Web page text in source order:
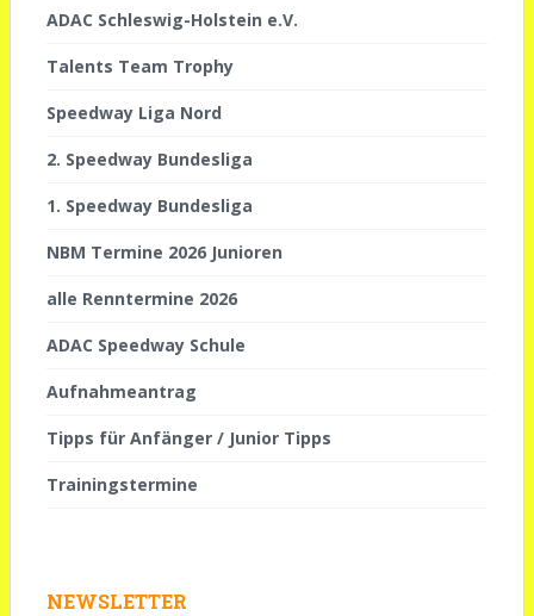
ADAC Schleswig-Holstein e.V.
Talents Team Trophy
Speedway Liga Nord
2. Speedway Bundesliga
1. Speedway Bundesliga
NBM Termine 2026 Junioren
alle Renntermine 2026
ADAC Speedway Schule
Aufnahmeantrag
Tipps für Anfänger / Junior Tipps
Trainingstermine
NEWSLETTER